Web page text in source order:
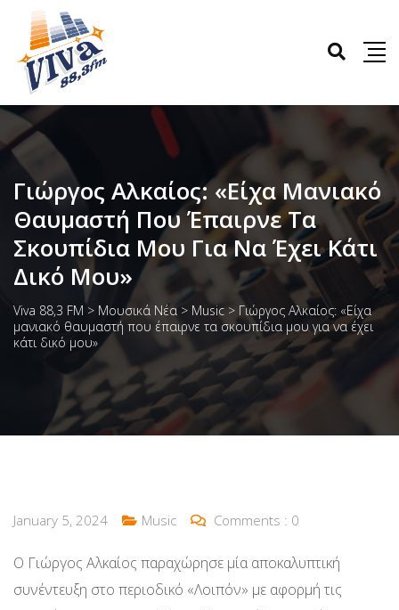
Γιώργος Αλκαίος: «Είχα Μανιακό
Θαυμαστή Που Έπαιρνε Τα
Σκουπίδια Μου Για Να Έχει Κάτι
Δικό Μου»
Viva 88,3 FM > Μουσικά Νέα > Music > Γιώργος Αλκαίος: «Είχα
μανιακό θαυμαστή που έπαιρνε τα σκουπίδια μου για να έχει
κάτι δικό μου»
January 5, 2024 Music Comments : 0
Ο Γιώργος Αλκαίος παραχώρησε μία αποκαλυπτική
συνέντευξη στο περιοδικό «Λοιπόν» με αφορμή τις